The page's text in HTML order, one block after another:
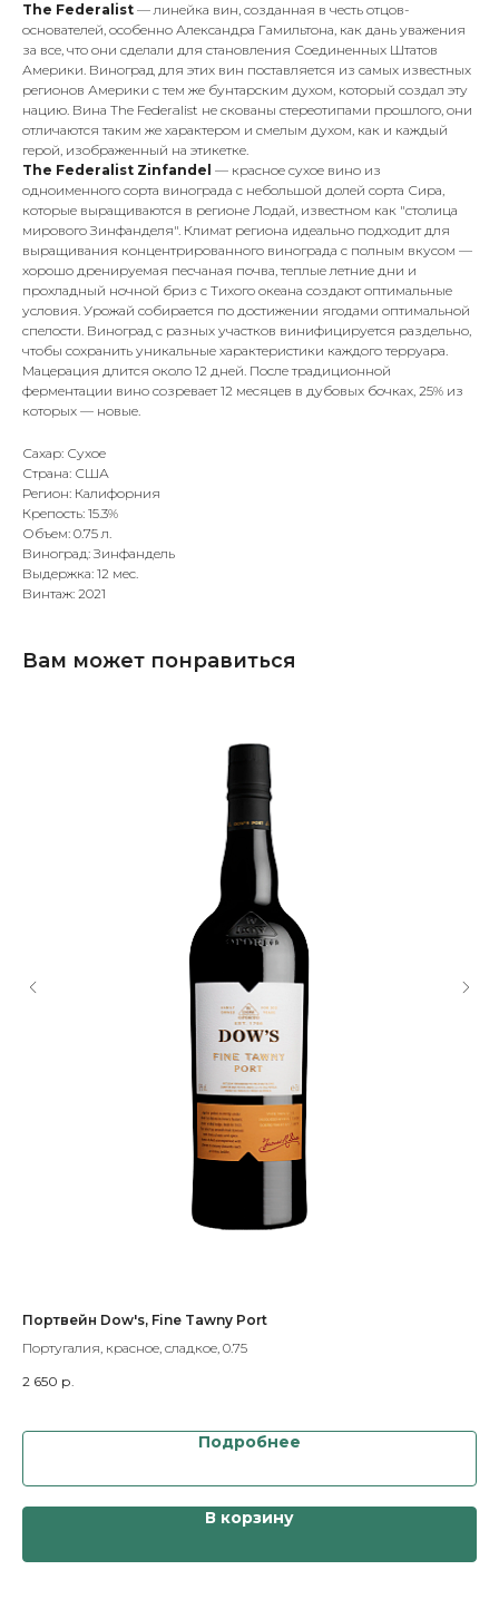
The Federalist — линейка вин, созданная в честь отцов-
основателей, особенно Александра Гамильтона, как дань уважения
за все, что они сделали для становления Соединенных Штатов
Америки. Виноград для этих вин поставляется из самых известных
регионов Америки с тем же бунтарским духом, который создал эту
нацию. Вина The Federalist не скованы стереотипами прошлого, они
отличаются таким же характером и смелым духом, как и каждый
герой, изображенный на этикетке.
The Federalist Zinfandel — красное сухое вино из
одноименного сорта винограда с небольшой долей сорта Сира,
которые выращиваются в регионе Лодай, известном как "столица
мирового Зинфанделя". Климат региона идеально подходит для
выращивания концентрированного винограда с полным вкусом —
хорошо дренируемая песчаная почва, теплые летние дни и
прохладный ночной бриз с Тихого океана создают оптимальные
условия. Урожай собирается по достижении ягодами оптимальной
спелости. Виноград с разных участков винифицируется раздельно,
чтобы сохранить уникальные характеристики каждого терруара.
Мацерация длится около 12 дней. После традиционной
ферментации вино созревает 12 месяцев в дубовых бочках, 25% из
которых — новые.
Сахар: Сухое
Страна: США
Регион: Калифорния
Крепость: 15.3%
Объем: 0.75 л.
Виноград: Зинфандель
Выдержка: 12 мес.
Винтаж: 2021
Вам может понравиться
Портвейн Dow's, Fine Tawny Port
Португалия, красное, сладкое, 0.75
2 650 р.
Подробнее
В корзину